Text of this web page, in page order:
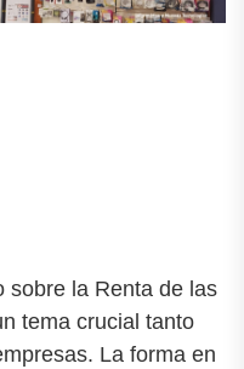
sobre la Renta de las
tema crucial tanto
La forma en